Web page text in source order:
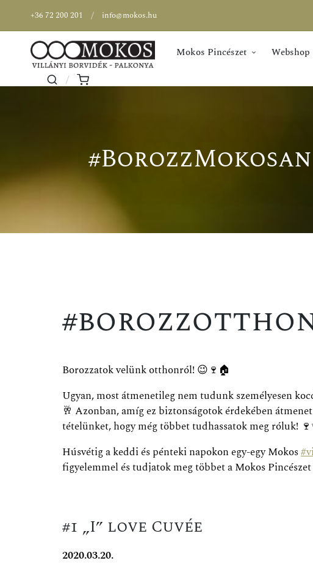
+36 72 200 201 info@mokos.hu
Mokos Pincészet Webshop
Borozzatok velünk otthonról! 😉 🍷 🏠
Ugyan, most átmenetileg nem tudunk személyesen
🥂 Azonban, amíg ez biztonságotok érdekében
tételünket, hogy még többet tudhassatok meg róluk! 🍷
Húsvétig a keddi és pénteki napokon egy-egy Mokos#
figyelemmel és tudjatok meg többet a Mokos
#1 „I” love Cuvée
2020.03.20.